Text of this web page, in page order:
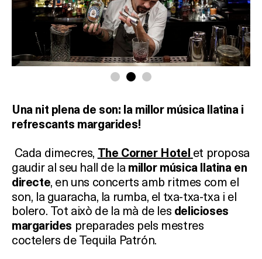
Una nit plena de son: la millor música llatina i
refrescants margarides!
Cada dimecres, The Corner Hotel et proposa
gaudir al seu hall de la millor música llatina en
directe, en uns concerts amb ritmes com el
son, la guaracha, la rumba, el txa-txa-txa i el
bolero. Tot això de la mà de les delicioses
margarides preparades pels mestres
coctelers de Tequila Patrón.